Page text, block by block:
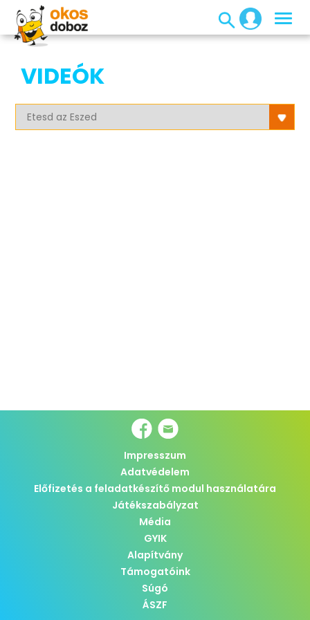
VIDEÓK
Impresszum
Adatvédelem
Előfizetés a feladatkészítő modul használatára
Játékszabályzat
Média
GYIK
Alapítvány
Támogatóink
Súgó
ÁSZF